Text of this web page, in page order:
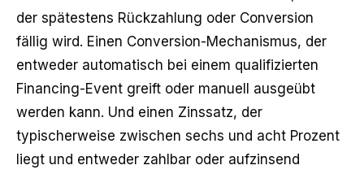
der spätestens Rückzahlung oder Conversion
fällig wird. Einen Conversion-Mechanismus, der
entweder automatisch bei einem qualifizierten
Financing-Event greift oder manuell ausgeübt
werden kann. Und einen Zinssatz, der
typischerweise zwischen sechs und acht Prozent
liegt und entweder zahlbar oder aufzinsend